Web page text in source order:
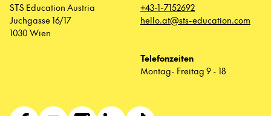
STS Education Austria
Juchgasse 16/17
1030 Wien
+43-1-7152692
hello.at@sts-education.com
Telefonzeiten
Montag- Freitag 9 - 18